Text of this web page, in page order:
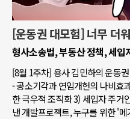
[운동권 대모험] 너무 더
형사소송법, 부동산 정책, 세
[8월 1주차] 용사 김민하의 운동
- 공소기각과 연임개헌의 나비효
한 극우적 조직화 3) 세입자 주거
낸 개발프로젝트, 누구를 위한 '메